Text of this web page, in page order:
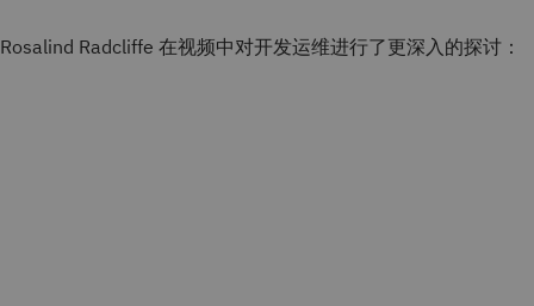
Rosalind Radcliffe 在视频中对开发运维进行了更深入的探讨：